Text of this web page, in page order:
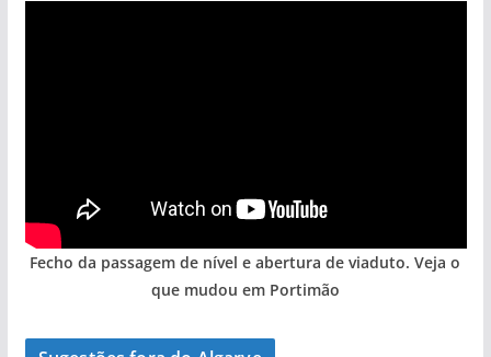
Fecho da passagem de nível e abertura de viaduto. Veja o
que mudou em Portimão